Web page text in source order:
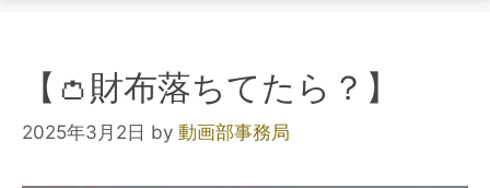
【👛財布落ちてたら？】
2025年3月2日 by 動画部事務局